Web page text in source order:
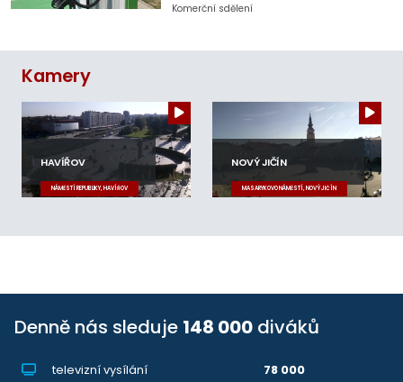
Komerční sdělení
Kamery
HAVÍŘOV
NÁMĚSTÍ REPUBLIKY, HAVÍŘOV
NOVÝ JIČÍN
MASARYKOVO NÁMĚSTÍ, NOVÝ JIČÍN
Denně nás sleduje 148 000 diváků
televizní vysílání
78 000